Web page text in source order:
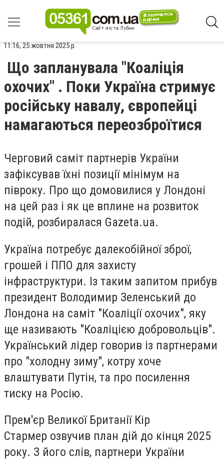
11:16, 25 жовтня 2025 р.
Що запланувала "Коаліція
охочих" . Поки Україна стримує
російську навалу, європейці
намагаються переозброїтися
Черговий саміт партнерів України
зафіксував їхні позиції мінімум на
півроку. Про що домовилися у Лондоні
на цей раз і як це вплине на розвиток
подій, розбиралася Gazeta.ua.
Україна потребує далекобійної зброї,
грошей і ППО для захисту
інфраструктури. Із таким запитом прибув
президент Володимир Зеленський до
Лондона на саміт "Коаліції охочих", яку
ще називають "Коаліцією добровольців".
Український лідер говорив із партнерами
про "холодну зиму", котру хоче
влаштувати Путін, та про посилення
тиску на Росію.
Прем'єр Великої Британії Кір
Стармер озвучив план дій до кінця 2025
року. З його слів, партнери України